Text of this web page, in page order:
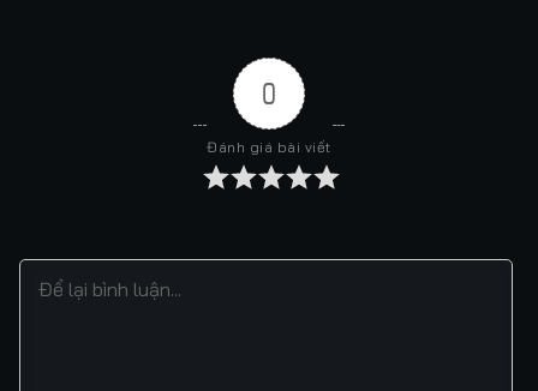
0
Đánh giá bài viết